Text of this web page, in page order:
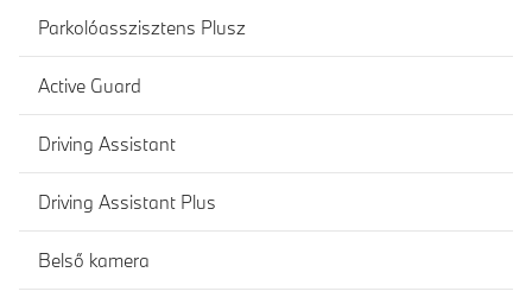
Parkolóasszisztens Plusz
Active Guard
Driving Assistant
Driving Assistant Plus
Belső kamera